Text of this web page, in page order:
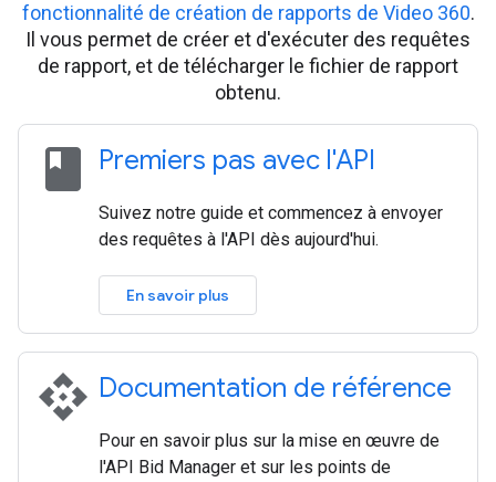
fonctionnalité de création de rapports de Video 360.
Il vous permet de créer et d'exécuter des requêtes
de rapport, et de télécharger le fichier de rapport
obtenu.
class Premiers pas avec l'API
Suivez notre guide et commencez à envoyer
des requêtes à l'API dès aujourd'hui.
En savoir plus
api Documentation de référence
Pour en savoir plus sur la mise en œuvre de
l'API Bid Manager et sur les points de